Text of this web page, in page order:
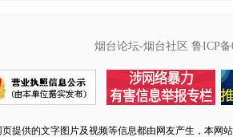
烟台论坛-烟台社区 鲁ICP备
提供的文字图片及视频等信息都由网友产生，本网